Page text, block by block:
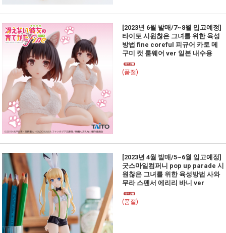
[2023년 6월 발매/7~8월 입고예정]
타이토 시원찮은 그녀를 위한 육성
방법 fine coreful 피규어 카토 메
구미 캣 룸웨어 ver 일본 내수용
(품절)
[2023년 4월 발매/5~6월 입고예정]
굿스마일컴퍼니 pop up parade 시
원찮은 그녀를 위한 육성방법 사와
무라 스펜서 에리리 바니 ver
(품절)